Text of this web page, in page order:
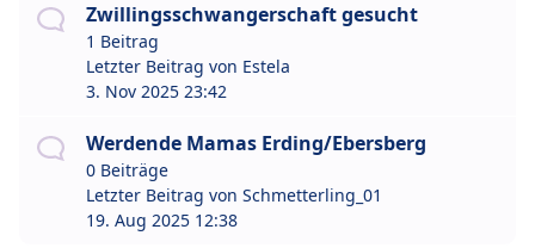
Zwillingsschwangerschaft gesucht
1 Beitrag
Letzter Beitrag von Estela
3. Nov 2025 23:42
Werdende Mamas Erding/Ebersberg
0 Beiträge
Letzter Beitrag von Schmetterling_01
19. Aug 2025 12:38